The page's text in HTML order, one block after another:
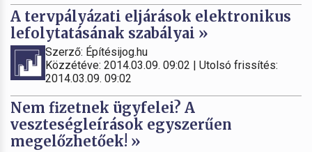
A tervpályázati eljárások elektronikus
lefolytatásának szabályai »
Szerző: Építésijog.hu
Közzétéve: 2014.03.09. 09:02 | Utolsó frissítés:
2014.03.09. 09:02
Nem fizetnek ügyfelei? A
veszteségleírások egyszerűen
megelőzhetőek! »